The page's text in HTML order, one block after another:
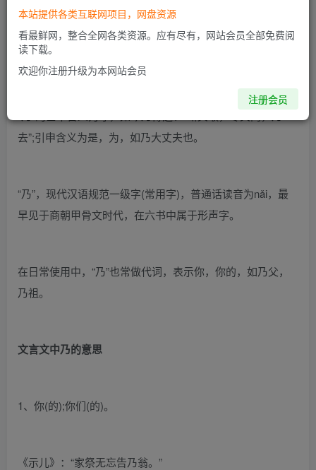
乃的意思，乃代表什么意思
去”;引申含义为是，为，如乃大丈夫也。
“乃”，现代汉语规范一级字(常用字)，普通话读音为nǎi，最
早见于商朝甲骨文时代，在六书中属于形声字。
在日常使用中，“乃”也常做代词，表示你，你的，如乃父，
乃祖。
文言文中乃的意思
1、你(的);你们(的)。
《示儿》：“家祭无忘告乃翁。”
本站提供各类互联网项目，网盘资源
看最鲜网，整合全网各类资源。应有尽有，网站会员全部免费阅
读下载。
欢迎你注册升级为本网站会员
注册会员